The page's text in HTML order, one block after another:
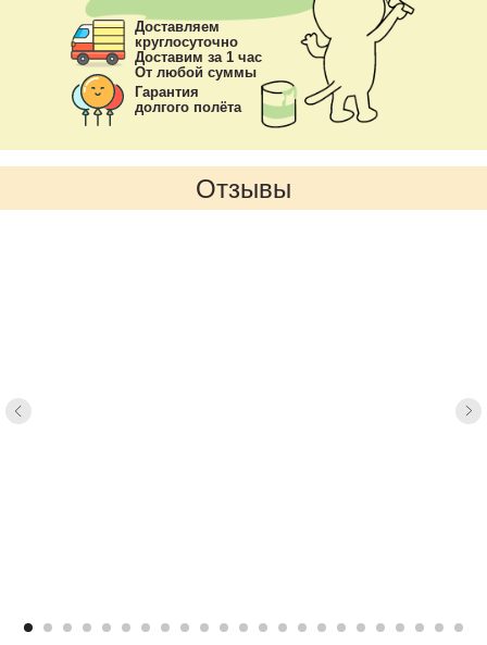
Доставляем
круглосуточно
Доставим за 1 час
От любой суммы
Гарантия
долгого полёта
Отзывы